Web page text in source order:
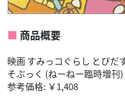
商品概要
映画 すみっコぐらし とびだ
そぶっく (ねーねー臨時増刊)
参考価格: ￥1,408